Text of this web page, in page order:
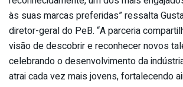
às suas marcas preferidas” ressalta
diretor-geral do PeB. “A parceria
visão de descobrir e reconhecer novos
celebrando o desenvolvimento da
atrai cada vez mais jovens, fortalecendo